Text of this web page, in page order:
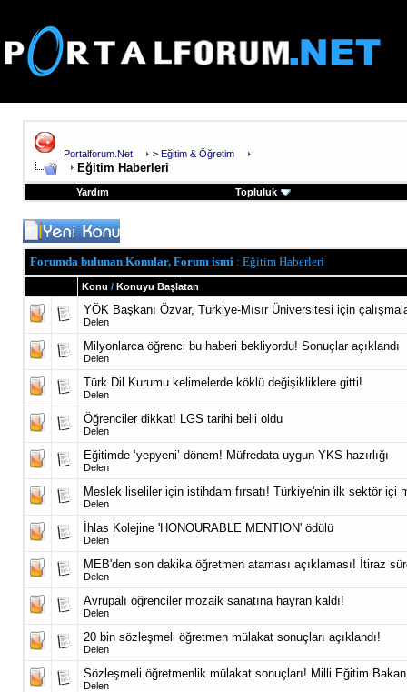
Portalforum.Net > Eğitim & Öğretim
Eğitim Haberleri
Yardım Topluluk
Forumda bulunan Konular, Forum ismi : Eğitim Haberleri
Konu / Konuyu Başlatan
YÖK Başkanı Özvar, Türkiye-Mısır Üniversitesi için
Delen
Milyonlarca öğrenci bu haberi bekliyordu! Sonuçlar açıklandı
Delen
Türk Dil Kurumu kelimelerde köklü değişikliklere gitti!
Delen
Öğrenciler dikkat! LGS tarihi belli oldu
Delen
Eğitimde ‘yepyeni’ dönem! Müfredata uygun YKS hazırlığı
Delen
Meslek liseliler için istihdam fırsatı! Türkiye'nin ilk sektör içi
Delen
İhlas Kolejine 'HONOURABLE MENTION' ödülü
Delen
MEB'den son dakika öğretmen ataması açıklaması! İtiraz
Delen
Avrupalı öğrenciler mozaik sanatına hayran kaldı!
Delen
20 bin sözleşmeli öğretmen mülakat sonuçları açıklandı!
Delen
Sözleşmeli öğretmenlik mülakat sonuçları! Milli Eğitim
Delen